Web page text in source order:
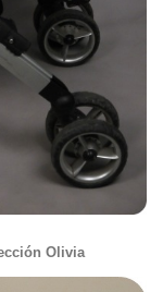
Olivia